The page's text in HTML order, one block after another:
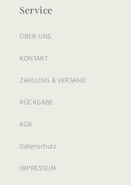
Service
ÜBER UNS
KONTAKT
ZAHLUNG & VERSAND
RÜCKGABE
AGB
Datenschutz
IMPRESSUM